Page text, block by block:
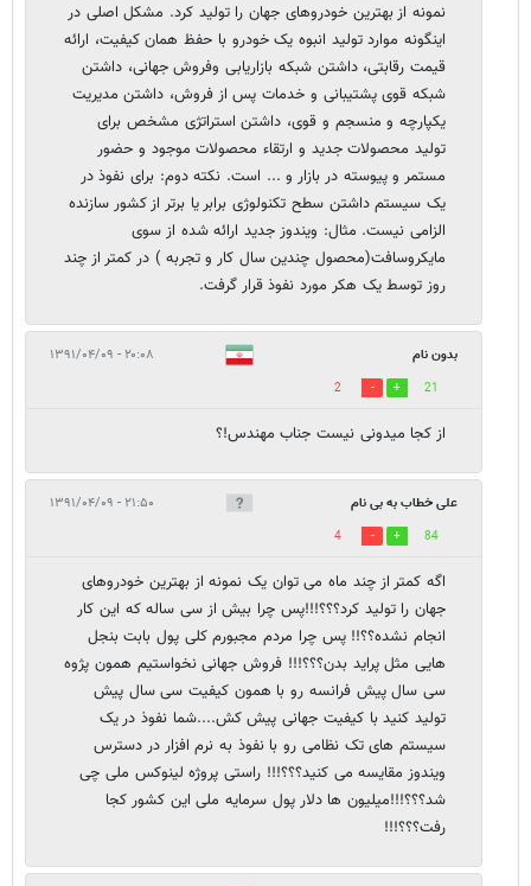
نمونه از بهترین خودروهای جهان را تولید کرد. مشکل اصلی در
اینگونه موارد تولید انبوه یک خودرو با حفظ همان کیفیت، ارائه
قیمت رقابتی، داشتن شبکه بازاریابی وفروش جهانی، داشتن
شبکه قوی پشتیبانی و خدمات پس از فروش، داشتن مدیریت
یکپارچه و منسجم و قوی، داشتن استراتژی مشخص برای
تولید محصولات جدید و ارتقاء محصولات موجود و حضور
مستمر و پیوسته در بازار و ... است. نکته دوم: برای نفوذ در
یک سیستم داشتن سطح تکنولوژی برابر یا برتر از کشور سازنده
الزامی نیست. مثال: ویندوز جدید ارائه شده از سوی
مایکروسافت(محصول چندین سال کار و تجربه ) در کمتر از چند
روز توسط یک هکر مورد نفوذ قرار گرفت.
بدون نام ۲۰:۰۸ - ۱۳۹۱/۰۴/۰۹
21
2
از کجا میدونی نیست جناب مهندس!؟
علی خطاب به بی نام ۲۱:۵۰ - ۱۳۹۱/۰۴/۰۹
84
4
اگه کمتر از چند ماه می توان یک نمونه از بهترین خودروهای
جهان را تولید کرد؟؟؟!!!پس چرا بیش از سی ساله که این کار
انجام نشده؟؟!! پس چرا مردم مجبورم کلی پول بابت بنجل
هایی مثل پراید بدن؟؟؟!!! فروش جهانی نخواستیم همون پژوه
سی سال پیش فرانسه رو با همون کیفیت سی سال پیش
تولید کنید با کیفیت جهانی پیش کش....شما نفوذ در یک
سیستم های تک نظامی رو با نفوذ به نرم افزار در دسترس
ویندوز مقایسه می کنید؟؟؟!!! راستی پروژه لینوکس ملی چی
شد؟؟؟!!!میلیون ها دلار پول سرمایه ملی این کشور کجا
رفت؟؟؟!!!